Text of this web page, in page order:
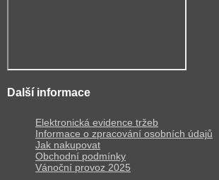
Další informace
Elektronická evidence tržeb
Informace o zpracování osobních údajů
Jak nakupovat
Obchodní podmínky
Vánoční provoz 2025